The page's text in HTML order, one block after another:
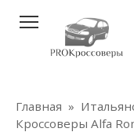
контенту
Главная »
Кроссоверы Alfa